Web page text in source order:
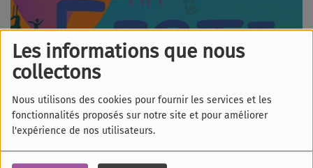
Les informations que nous
collectons
Nous utilisons des cookies pour fournir les services et les
fonctionnalités proposés sur notre site et pour améliorer
l'expérience de nos utilisateurs.